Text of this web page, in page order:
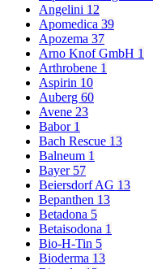
Angelini 12
Apomedica 39
Apozema 37
Arno Knof GmbH 1
Arthrobene 1
Aspirin 10
Auberg 60
Avene 23
Babor 1
Bach Rescue 13
Balneum 1
Bayer 57
Beiersdorf AG 13
Bepanthen 13
Betadona 5
Betaisodona 1
Bio-H-Tin 5
Bioderma 13